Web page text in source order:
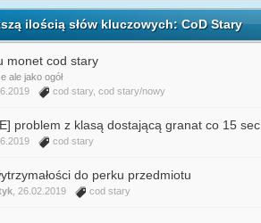
ilością słów kluczowych: CoD Stary
monet cod stary
ale jako ogół
cod stary,cod stary/nowy
problem z klasą dostającą granat co 15 sec
cod stary
do perku przedmiotu
, 26.02.2019 cod stary